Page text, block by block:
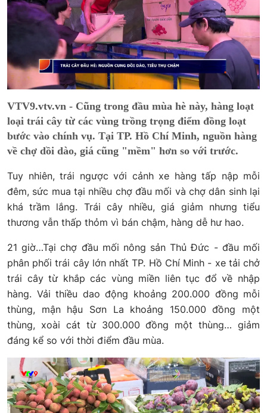
VTV9.vtv.vn - Cũng trong đầu mùa hè này, hàng loạt
loại trái cây từ các vùng trồng trọng điểm đồng loạt
bước vào chính vụ. Tại TP. Hồ Chí Minh, nguồn hàng
về chợ dồi dào, giá cũng "mềm" hơn so với trước.
Tuy nhiên, trái ngược với cảnh xe hàng tấp nập mỗi
đêm, sức mua tại nhiều chợ đầu mối và chợ dân sinh lại
khá trầm lắng. Trái cây nhiều, giá giảm nhưng tiểu
thương vẫn thấp thỏm vì bán chậm, hàng dễ hư hao.
21 giờ…Tại chợ đầu mối nông sản Thủ Đức - đầu mối
phân phối trái cây lớn nhất TP. Hồ Chí Minh - xe tải chở
trái cây từ khắp các vùng miền liên tục đổ về nhập
hàng. Vải thiều dao động khoảng 200.000 đồng mỗi
thùng, mận hậu Sơn La khoảng 150.000 đồng một
thùng, xoài cát từ 300.000 đồng một thùng… giảm
đáng kể so với thời điểm đầu mùa.